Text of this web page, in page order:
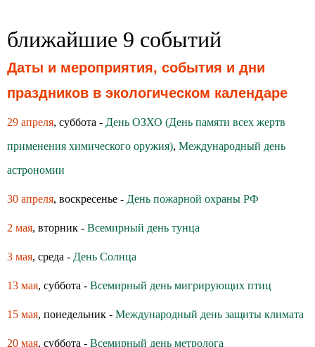
ближайшие 9 событий
Даты и мероприятия, события и дни
праздников в экологическом календаре
29 апреля, суббота - День ОЗХО (День памяти всех жертв
применения химического оружия), Международный день
астрономии
30 апреля, воскресенье - День пожарной охраны РФ
2 мая, вторник - Всемирный день тунца
3 мая, среда - День Солнца
13 мая, суббота - Всемирный день мигрирующих птиц
15 мая, понедельник - Международный день защиты климата
20 мая, суббота - Всемирный день метролога